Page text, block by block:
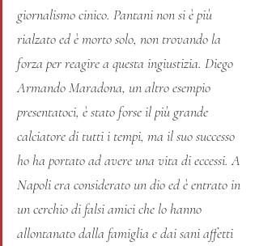
giornalismo cinico. Pantani non si è più
rialzato ed è morto solo, non trovando la
forza per reagire a questa ingiustizia. Diego
Armando Maradona, un altro esempio
presentatoci, è stato forse il più grande
calciatore di tutti i tempi, ma il suo successo
ho ha portato ad avere una vita di eccessi. A
Napoli era considerato un dio ed è entrato in
un cerchio di falsi amici che lo hanno
allontanato dalla famiglia e dai sani affetti